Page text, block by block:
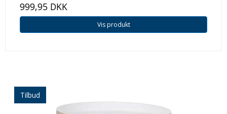
999,95 DKK
Vis produkt
Tilbud